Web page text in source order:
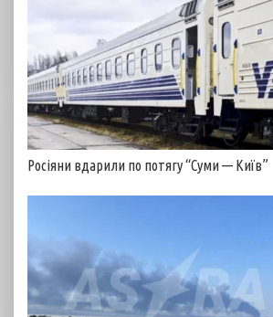
Росіяни вдарили по потягу “Суми — Київ”